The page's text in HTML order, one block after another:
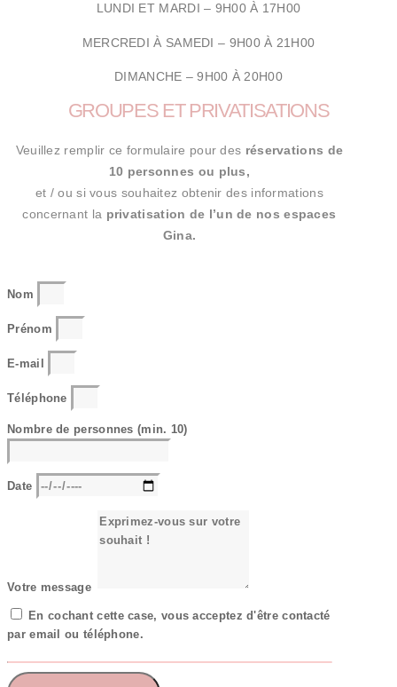
LUNDI ET MARDI – 9H00 À 17H00
MERCREDI À SAMEDI – 9H00 À 21H00
DIMANCHE – 9H00 À 20H00
GROUPES ET PRIVATISATIONS
Veuillez remplir ce formulaire pour des réservations de
10 personnes ou plus,
et / ou si vous souhaitez obtenir des informations
concernant la privatisation de l’un de nos espaces
Gina.
Nom
Prénom
E-mail
Téléphone
Nombre de personnes (min. 10)
Date
Votre message
En cochant cette case, vous acceptez d'être contacté
par email ou téléphone.